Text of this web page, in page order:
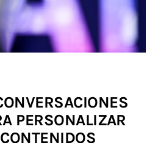
PERSONALIZAR